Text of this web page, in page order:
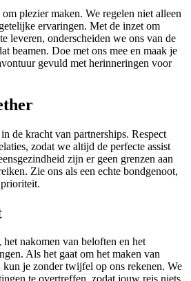
plezier maken. We regelen niet alleen
ervaringen. Met de inzet om
leveren, onderscheiden we ons van de
beamen. Doe met ons mee en maak je
gevuld met herinneringen voor
de kracht van partnerships. Respect
zodat we altijd de perfecte assist
zijn er geen grenzen aan
Zie ons als een echte bondgenoot,
nakomen van beloften en het
Als het gaat om het maken van
je zonder twijfel op ons rekenen. We